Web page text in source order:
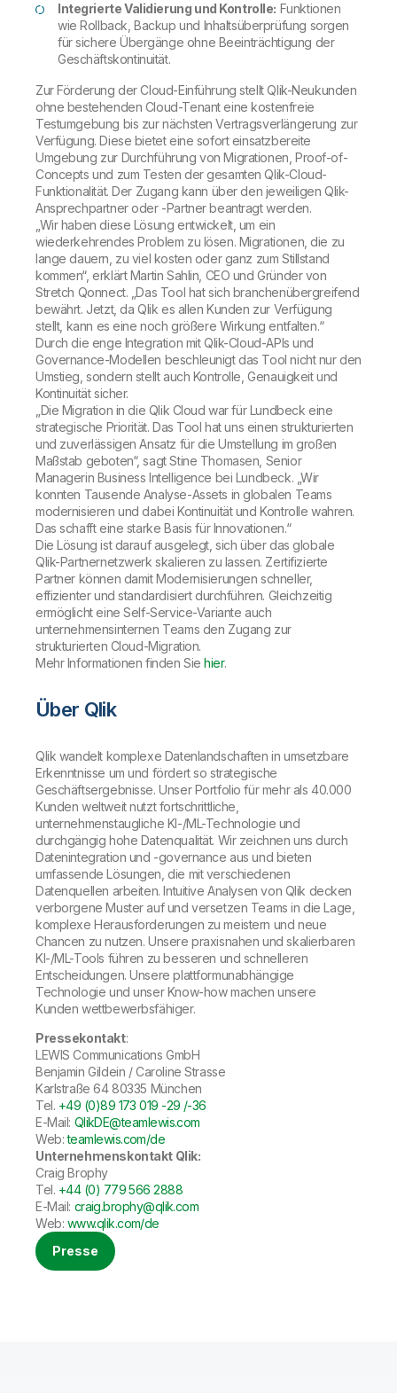
Integrierte Validierung und Kontrolle: Funktionen
wie Rollback, Backup und Inhaltsüberprüfung sorgen
für sichere Übergänge ohne Beeinträchtigung der
Geschäftskontinuität.
Zur Förderung der Cloud-Einführung stellt Qlik-Neukunden
ohne bestehenden Cloud-Tenant eine kostenfreie
Testumgebung bis zur nächsten Vertragsverlängerung zur
Verfügung. Diese bietet eine sofort einsatzbereite
Umgebung zur Durchführung von Migrationen, Proof-of-
Concepts und zum Testen der gesamten Qlik-Cloud-
Funktionalität. Der Zugang kann über den jeweiligen Qlik-
Ansprechpartner oder -Partner beantragt werden.
„Wir haben diese Lösung entwickelt, um ein
wiederkehrendes Problem zu lösen. Migrationen, die zu
lange dauern, zu viel kosten oder ganz zum Stillstand
kommen“, erklärt Martin Sahlin, CEO und Gründer von
Stretch Qonnect. „Das Tool hat sich branchenübergreifend
bewährt. Jetzt, da Qlik es allen Kunden zur Verfügung
stellt, kann es eine noch größere Wirkung entfalten.“
Durch die enge Integration mit Qlik-Cloud-APIs und
Governance-Modellen beschleunigt das Tool nicht nur den
Umstieg, sondern stellt auch Kontrolle, Genauigkeit und
Kontinuität sicher.
„Die Migration in die Qlik Cloud war für Lundbeck eine
strategische Priorität. Das Tool hat uns einen strukturierten
und zuverlässigen Ansatz für die Umstellung im großen
Maßstab geboten“, sagt Stine Thomasen, Senior
Managerin Business Intelligence bei Lundbeck. „Wir
konnten Tausende Analyse-Assets in globalen Teams
modernisieren und dabei Kontinuität und Kontrolle wahren.
Das schafft eine starke Basis für Innovationen.“
Die Lösung ist darauf ausgelegt, sich über das globale
Qlik-Partnernetzwerk skalieren zu lassen. Zertifizierte
Partner können damit Modernisierungen schneller,
effizienter und standardisiert durchführen. Gleichzeitig
ermöglicht eine Self-Service-Variante auch
unternehmensinternen Teams den Zugang zur
strukturierten Cloud-Migration.
Mehr Informationen finden Siehier.
Über Qlik
Qlik wandelt komplexe Datenlandschaften in umsetzbare
Erkenntnisse um und fördert so strategische
Geschäftsergebnisse. Unser Portfolio für mehr als 40.000
Kunden weltweit nutzt fortschrittliche,
unternehmenstaugliche KI-/ML-Technologie und
durchgängig hohe Datenqualität. Wir zeichnen uns durch
Datenintegration und -governance aus und bieten
umfassende Lösungen, die mit verschiedenen
Datenquellen arbeiten. Intuitive Analysen von Qlik decken
verborgene Muster auf und versetzen Teams in die Lage,
komplexe Herausforderungen zu meistern und neue
Chancen zu nutzen. Unsere praxisnahen und skalierbaren
KI-/ML-Tools führen zu besseren und schnelleren
Entscheidungen. Unsere plattformunabhängige
Technologie und unser Know-how machen unsere
Kunden wettbewerbsfähiger.
Pressekontakt:
LEWIS Communications GmbH
Benjamin Gildein / Caroline Strasse
Karlstraße 64 80335 München
Tel. +49 (0)89 173 019 -29 /-36
E-Mail: QlikDE@teamlewis.com
Web:teamlewis.com/de
Unternehmenskontakt Qlik:
Craig Brophy
Tel. +44 (0) 779 566 2888
E-Mail: craig.brophy@qlik.com
Web: www.qlik.com/de
Presse